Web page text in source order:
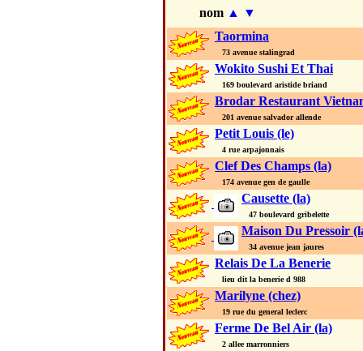
nom ▲
▼
Taormina
73 avenue stalingrad
Wokito Sushi Et Thai
169 boulevard aristide briand
Brodar Restaurant
201 avenue salvador allende
Petit Louis (le)
4 rue arpajonnais
Clef Des Champs (la)
174 avenue gen de gaulle
Causette (la)
47 boulevard gribelette
Maison Du Pressoir
34 avenue jean jaures
Relais De La Benerie
lieu dit la benerie d 988
Marilyne (chez)
19 rue du general leclerc
Ferme De Bel Air (la)
2 allee marronniers